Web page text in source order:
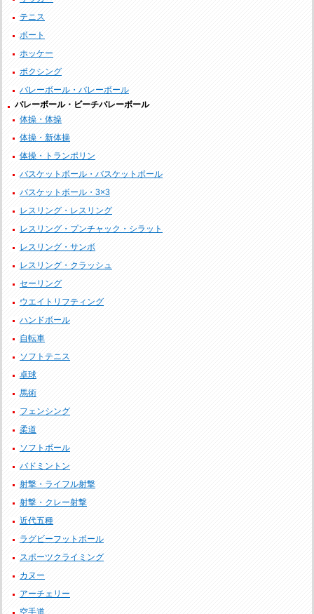
テニス
ボート
ホッケー
ボクシング
バレーボール・バレーボール
バレーボール・ビーチバレーボール
体操・体操
体操・新体操
体操・トランポリン
バスケットボール・バスケットボール
バスケットボール・3×3
レスリング・レスリング
レスリング・プンチャック・シラット
レスリング・サンボ
レスリング・クラッシュ
セーリング
ウエイトリフティング
ハンドボール
自転車
ソフトテニス
卓球
馬術
フェンシング
柔道
ソフトボール
バドミントン
射撃・ライフル射撃
射撃・クレー射撃
近代五種
ラグビーフットボール
スポーツクライミング
カヌー
アーチェリー
空手道